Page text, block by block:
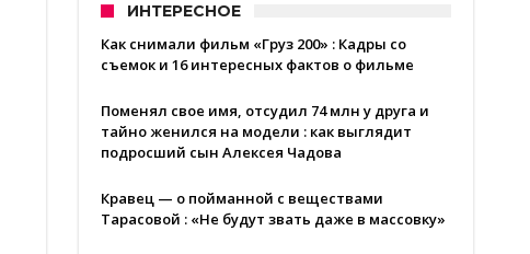
ИНТЕРЕСНОЕ
Как снимали фильм «Груз 200» : Кадры со
съемок и 16 интересных фактов о фильме
Поменял свое имя, отсудил 74 млн у друга и
тайно женился на модели : как выглядит
подросший сын Алексея Чадова
Кравец — о пойманной с веществами
Тарасовой : «Не будут звать даже в массовку»